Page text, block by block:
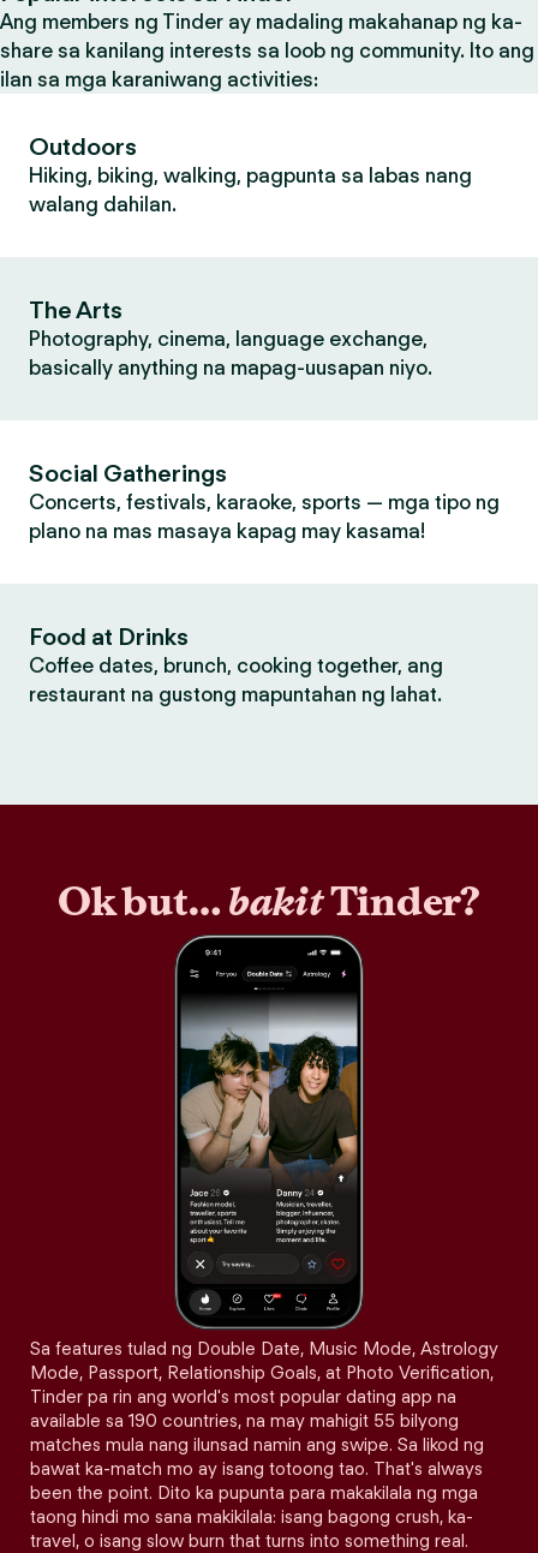
Ang members ng Tinder ay madaling makahanap ng ka-
share sa kanilang interests sa loob ng community. Ito ang
ilan sa mga karaniwang activities:
Outdoors
Hiking, biking, walking, pagpunta sa labas nang
walang dahilan.
The Arts
Photography, cinema, language exchange,
basically anything na mapag-uusapan niyo.
Social Gatherings
Concerts, festivals, karaoke, sports — mga tipo ng
plano na mas masaya kapag may kasama!
Food at Drinks
Coffee dates, brunch, cooking together, ang
restaurant na gustong mapuntahan ng lahat.
Ok but…bakitTinder?
Sa features tulad ng Double Date, Music Mode, Astrology
Mode, Passport, Relationship Goals, at Photo Verification,
Tinder pa rin ang world's most popular dating app na
available sa 190 countries, na may mahigit 55 bilyong
matches mula nang ilunsad namin ang swipe. Sa likod ng
bawat ka-match mo ay isang totoong tao. That's always
been the point. Dito ka pupunta para makakilala ng mga
taong hindi mo sana makikilala: isang bagong crush, ka-
travel, o isang slow burn that turns into something real.